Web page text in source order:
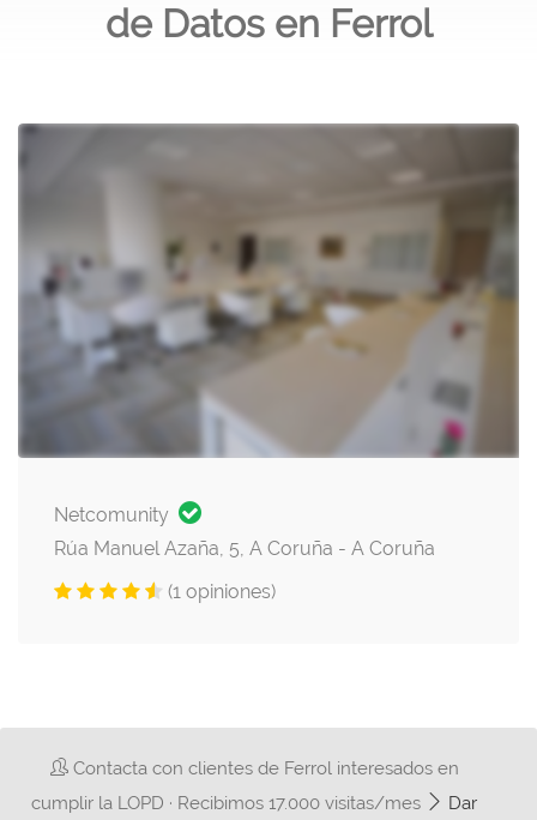
de Datos en Ferrol
Netcomunity
Rúa Manuel Azaña, 5, A Coruña - A Coruña
(1 opiniones)
Contacta con clientes de Ferrol interesados en
cumplir la LOPD · Recibimos 17.000 visitas/mes
Dar